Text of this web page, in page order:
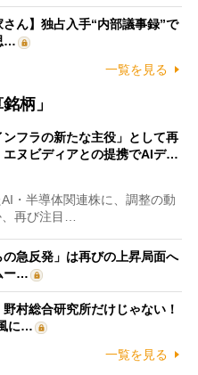
さん】独占入手“内部議事録”で
…
一覧を見る
柄」
フラの新たな主役」として再
ヌビディアとの提携でAIデ…
・半導体関連株に、調整の動
、再び注目…
急反発」は再びの上昇局面へ
ー…
村総合研究所だけじゃない！
に…
一覧を見る